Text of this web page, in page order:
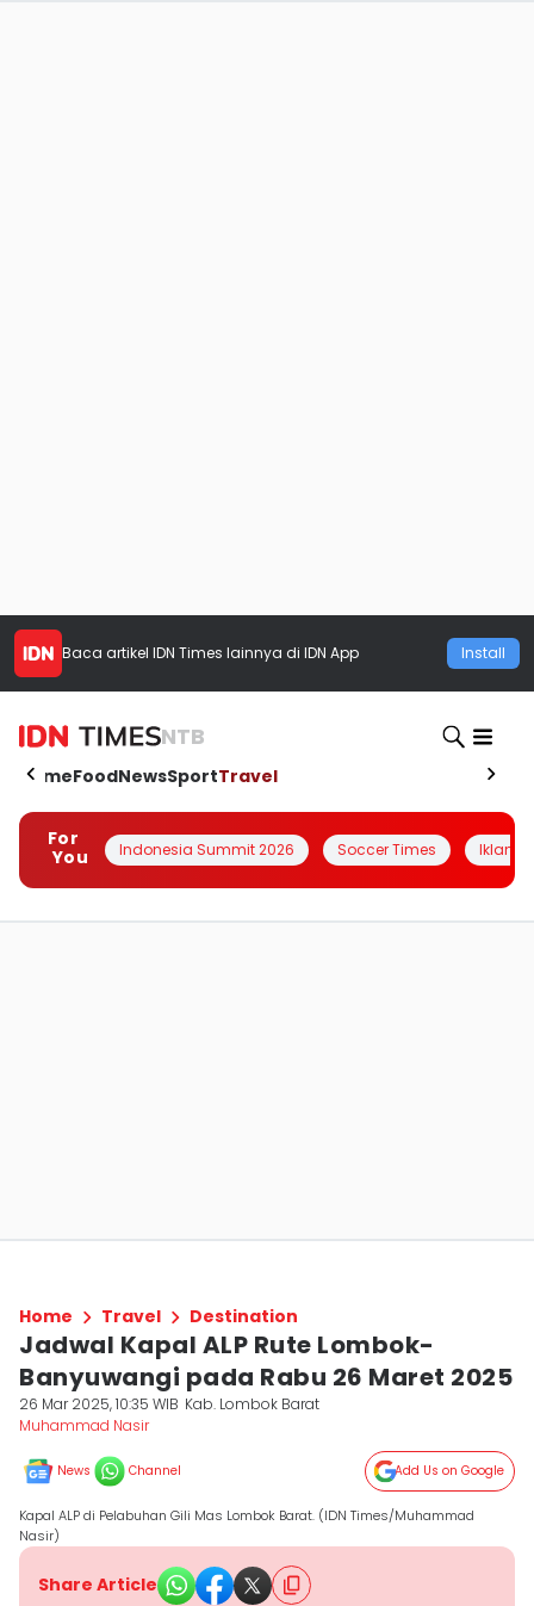
Baca artikel IDN Times lainnya di IDN App Install
NTB
HomeFoodNewsSportTravel
For
You
Indonesia Summit 2026 Soccer Times Iklanin
Home Travel Destination
Jadwal Kapal ALP Rute Lombok-
Banyuwangi pada Rabu 26 Maret 2025
26 Mar 2025, 10:35 WIB Kab. Lombok Barat
Muhammad Nasir
News Channel Add Us on Google
Kapal ALP di Pelabuhan Gili Mas Lombok Barat. (IDN Times/Muhammad
Nasir)
Share Article